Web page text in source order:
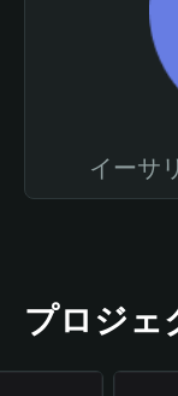
イーサ
プロジェ